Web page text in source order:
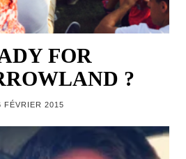
FOR
?
FÉVRIER 2015